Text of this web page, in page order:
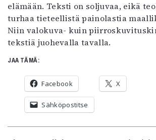
elämään. Teksti on soljuvaa, eikä
turhaa tieteellistä painolastia
Niin valokuva- kuin
tekstiä juohevalla tavalla.
JAA TÄMÄ:
Facebook X
Sähköpostitse